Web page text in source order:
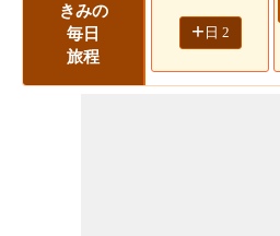
きみの
毎日
旅程
+ 日 2